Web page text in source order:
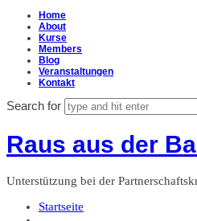
Home
About
Kurse
Members
Blog
Veranstaltungen
Kontakt
Search for
Raus aus der
Unterstützung bei der
Startseite